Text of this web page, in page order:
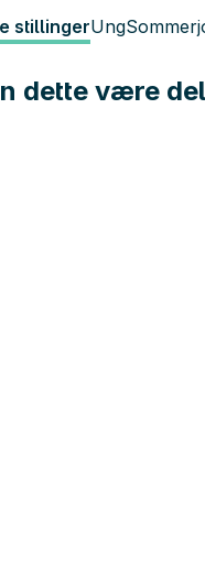
stillingerUng
dette være